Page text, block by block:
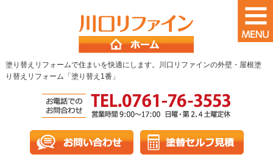
塗り替えリフォームで住まいを快適にします。川口リファインの外壁・屋根塗
り替えリフォーム「塗り替え1番」